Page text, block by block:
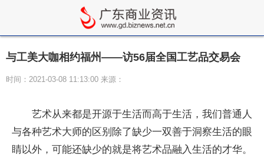
与工美大咖相约福州——访56届全国工艺品交易会
时间：2021-03-08 11:13:00 来源：
艺术从来都是开源于生活而高于生活，我们普通人
与各种艺术大师的区别除了缺少一双善于洞察生活的眼
睛以外，可能还缺少的就是将艺术品融入生活的才华。